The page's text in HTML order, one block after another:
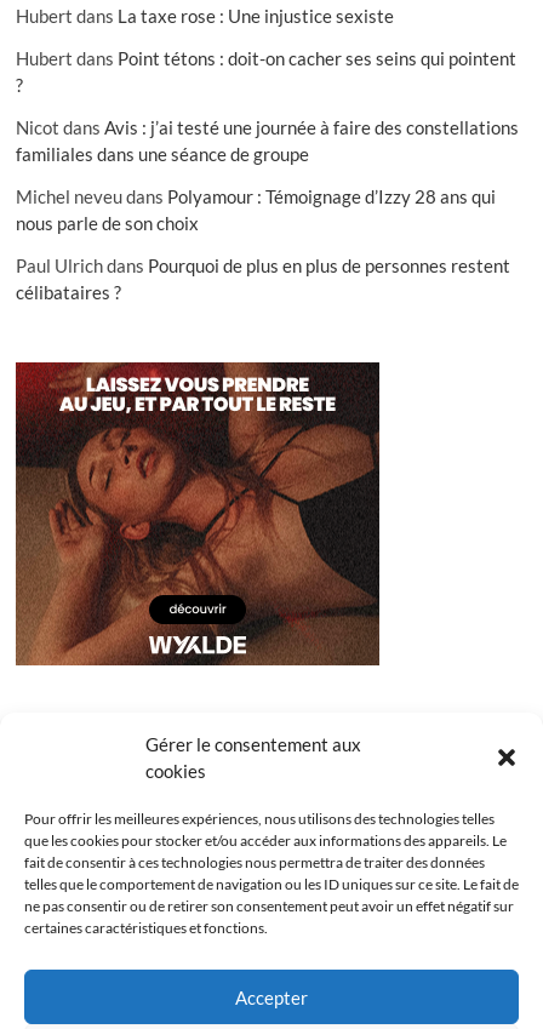
Gérer le consentement aux
cookies
Pour offrir les meilleures expériences, nous utilisons des technologies telles
que les cookies pour stocker et/ou accéder aux informations des appareils. Le
fait de consentir à ces technologies nous permettra de traiter des données
telles que le comportement de navigation ou les ID uniques sur ce site. Le fait de
ne pas consentir ou de retirer son consentement peut avoir un effet négatif sur
certaines caractéristiques et fonctions.
Accepter
Hubert dans La taxe rose : Une injustice sexiste
Hubert dans Point tétons : doit-on cacher ses seins qui pointent
?
Nicot dansAvis : j’ai testé une journée à faire des constellations
familiales dans une séance de groupe
Michel neveudans Polyamour : Témoignage d’Izzy 28 ans qui
nous parle de son choix
Paul Ulrichdans Pourquoi de plus en plus de personnes restent
célibataires ?